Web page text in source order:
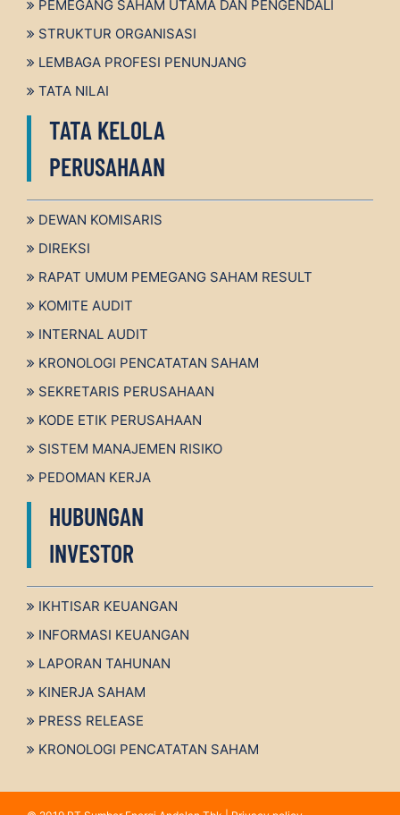
PEMEGANG SAHAM UTAMA DAN PENGENDALI
STRUKTUR ORGANISASI
LEMBAGA PROFESI PENUNJANG
TATA NILAI
TATA KELOLA
PERUSAHAAN
DEWAN KOMISARIS
DIREKSI
RAPAT UMUM PEMEGANG SAHAM RESULT
KOMITE AUDIT
INTERNAL AUDIT
KRONOLOGI PENCATATAN SAHAM
SEKRETARIS PERUSAHAAN
KODE ETIK PERUSAHAAN
SISTEM MANAJEMEN RISIKO
PEDOMAN KERJA
HUBUNGAN
INVESTOR
IKHTISAR KEUANGAN
INFORMASI KEUANGAN
LAPORAN TAHUNAN
KINERJA SAHAM
PRESS RELEASE
KRONOLOGI PENCATATAN SAHAM